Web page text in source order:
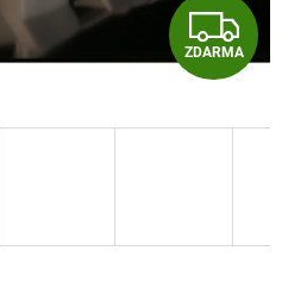
Z
D
A
ZDARMA